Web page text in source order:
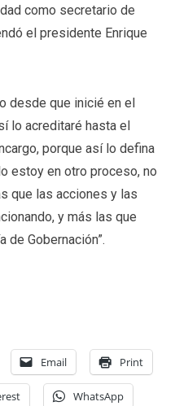
como secretario de
el presidente Enrique
desde que inicié en el
lo acreditaré hasta el
porque así lo defina
estoy en otro proceso, no
que las acciones y las
y más las que
de Gobernación”.
Email Print
WhatsApp